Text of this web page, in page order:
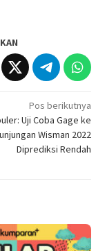
Pos berikutnya
Uji Coba Gage ke
Wisman 2022
Diprediksi Rendah